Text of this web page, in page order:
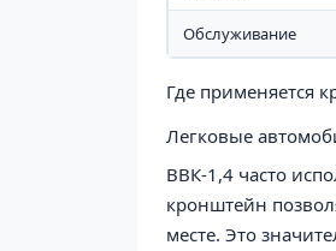
Обслуживание
Где применяется
Легковые
ВВК-1,4 часто
кронштейн
месте. Это